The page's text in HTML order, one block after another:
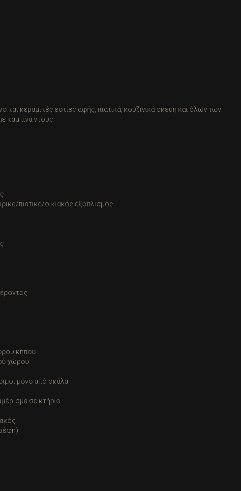
κεραμικές εστίες αφής, πιατικά, κουζινικά σκέυη και όλων των
καμπίνα ντους.
πιατικά/οικιακός εξοπλισμός
κήπου
χώρου
μόνο από σκάλα
σε κτήριο